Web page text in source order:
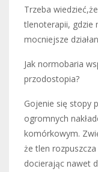
Trzeba
tlenoterapii, gdzie
mocniejsze
Jak normobaria
przodostopia?
Gojenie się stopy
ogromnych
komórkowym.
że tlen
docierając nawet